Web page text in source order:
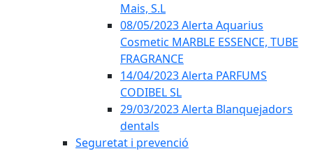
Mais, S.L
08/05/2023 Alerta Aquarius
Cosmetic MARBLE ESSENCE, TUBE
FRAGRANCE
14/04/2023 Alerta PARFUMS
CODIBEL SL
29/03/2023 Alerta Blanquejadors
dentals
Seguretat i prevenció